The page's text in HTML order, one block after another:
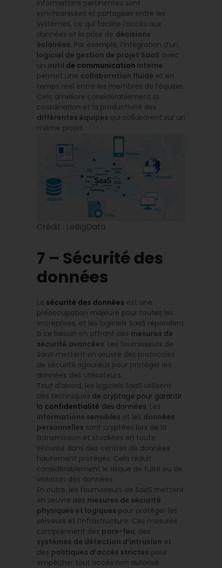
informations pertinentes sont
synchronisées et partagées entre les
systèmes, ce qui facilite l’accès aux
données et la prise de décisions
éclairées. Par exemple, l’intégration d’un
logiciel de gestion de projet SaaS avec
un outil de communication interne
permet une collaboration fluide et en
temps réel entre les membres de l’équipe.
Cela améliore considérablement la
coordination et la productivité des
différentes équipes qui collaborent sur un
même projet.
Crédit : LeBigData
7 – Sécurité des
données
La sécurité des données est une
préoccupation majeure pour toutes les
entreprises, et les logiciels SaaS répondent
à ce besoin en offrant des mesures de
sécurité avancées. Les fournisseurs de
SaaS mettent en œuvre des protocoles
de sécurité rigoureux pour protéger les
données des utilisateurs.
Tout d’abord, les logiciels SaaS utilisent
des techniques de cryptage pour garantir
la confidentialité des données. Les
informations sensibles et les données
personnelles sont cryptées lors de la
transmission et stockées en toute
sécurité dans des centres de données
hautement protégés. Cela réduit
considérablement le risque de fuite ou de
violation des données.
En outre, les fournisseurs de SaaS mettent
en œuvre des mesures de sécurité
physiques et logiques pour protéger les
serveurs et l’infrastructure. Ces mesures
comprennent des pare-feu, des
systèmes de détection d’intrusion et
des politiques d’accès strictes pour
empêcher tout accès non autorisé.